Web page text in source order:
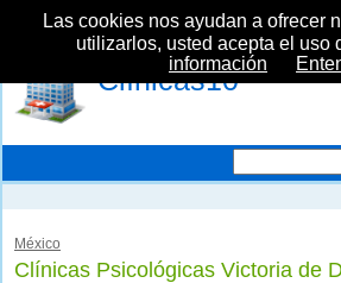
Clínicas10
México
Clínicas Psicológicas Victoria de
Las cookies nos ayudan a ofrecer
utilizarlos, usted acepta el uso
información